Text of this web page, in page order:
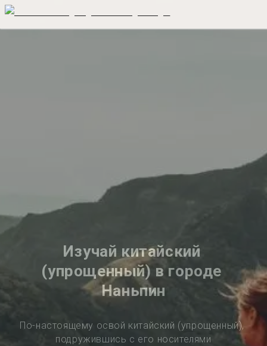
Изучай китайский
(упрощенный) в городе
Наньпин
По-настоящему освой китайский (упрощенный),
подружившись с его носителями